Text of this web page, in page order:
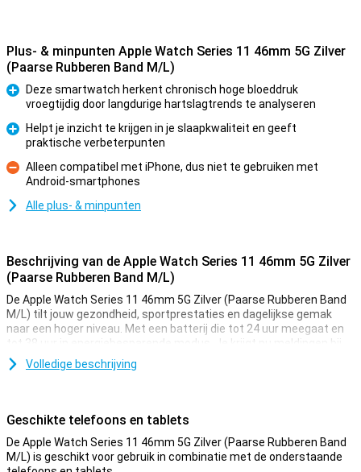
Plus- & minpunten Apple Watch Series 11 46mm 5G Zilver
(Paarse Rubberen Band M/L)
Pluspunt
Deze smartwatch herkent chronisch hoge bloeddruk
vroegtijdig door langdurige hartslagtrends te analyseren
Pluspunt
Helpt je inzicht te krijgen in je slaapkwaliteit en geeft
praktische verbeterpunten
Minpunt
Alleen compatibel met iPhone, dus niet te gebruiken met
Android-smartphones
Alle plus- & minpunten
Beschrijving van de Apple Watch Series 11 46mm 5G Zilver
(Paarse Rubberen Band M/L)
De Apple Watch Series 11 46mm 5G Zilver (Paarse Rubberen Band
M/L) tilt jouw gezondheid, sportprestaties en dagelijkse gemak
naar een hoger niveau. Met een batterij die tot 24 uur meegaat en
tot 38 uur in energiebesparende modus. Je krijgt nu meldingen bij
hoge bloeddruk en slaapapneu, plus een handige Sleep Score voor
beter inzicht in je nachtrust. Tijdens het sporten motiveert
voorheen en blijft perfect afleesbaar, zelfs in fel zonlicht.
Nieuwe gezondheidsfuncties
De Apple Watch Series 11 helpt je nog slimmer om op je gezondheid
Volledige beschrijving
Geschikte telefoons en tablets
De Apple Watch Series 11 46mm 5G Zilver (Paarse Rubberen Band
M/L) is geschikt voor gebruik in combinatie met de onderstaande